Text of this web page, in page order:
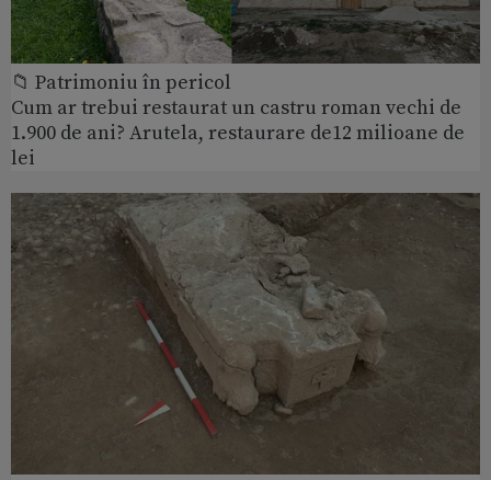
📁 Patrimoniu în pericol
Cum ar trebui restaurat un castru roman vechi de
1.900 de ani? Arutela, restaurare de12 milioane de
lei